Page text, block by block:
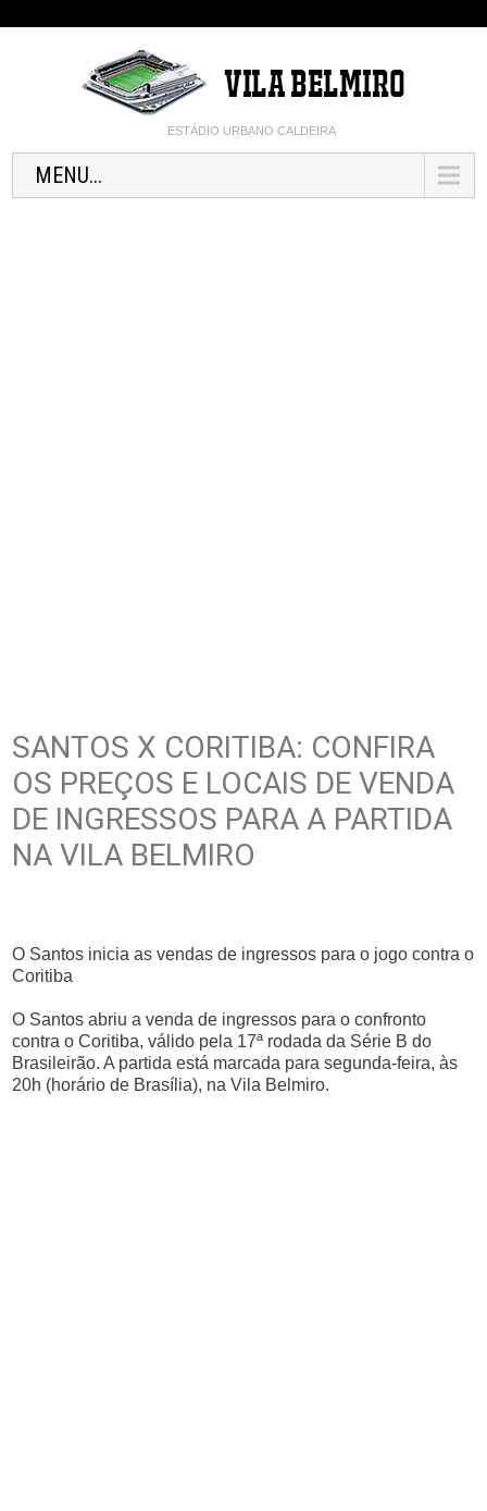
ESTÁDIO URBANO CALDEIRA
MENU...
SANTOS X CORITIBA: CONFIRA
OS PREÇOS E LOCAIS DE VENDA
DE INGRESSOS PARA A PARTIDA
NA VILA BELMIRO
O Santos inicia as vendas de ingressos para o jogo contra o
Coritiba
O Santos abriu a venda de ingressos para o confronto
contra o Coritiba, válido pela 17ª rodada da Série B do
Brasileirão. A partida está marcada para segunda-feira, às
20h (horário de Brasília), na Vila Belmiro.